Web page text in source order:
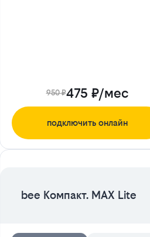
950 ₽475 ₽/мес
подключить онлайн
bee Компакт. MAX Lite